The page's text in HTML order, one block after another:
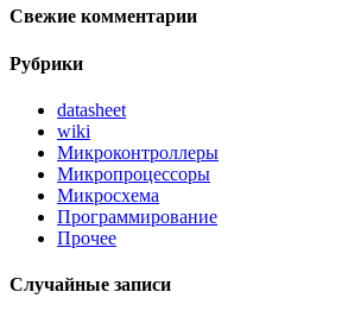
Свежие комментарии
Рубрики
datasheet
wiki
Микроконтроллеры
Микропроцессоры
Микросхема
Программирование
Прочее
Случайные записи